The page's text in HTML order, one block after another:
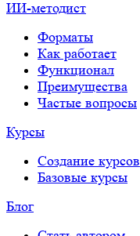
ИИ-методист
Форматы
Как работает
Функционал
Преимущества
Частые вопросы
Курсы
Создание курсов
Базовые курсы
Блог